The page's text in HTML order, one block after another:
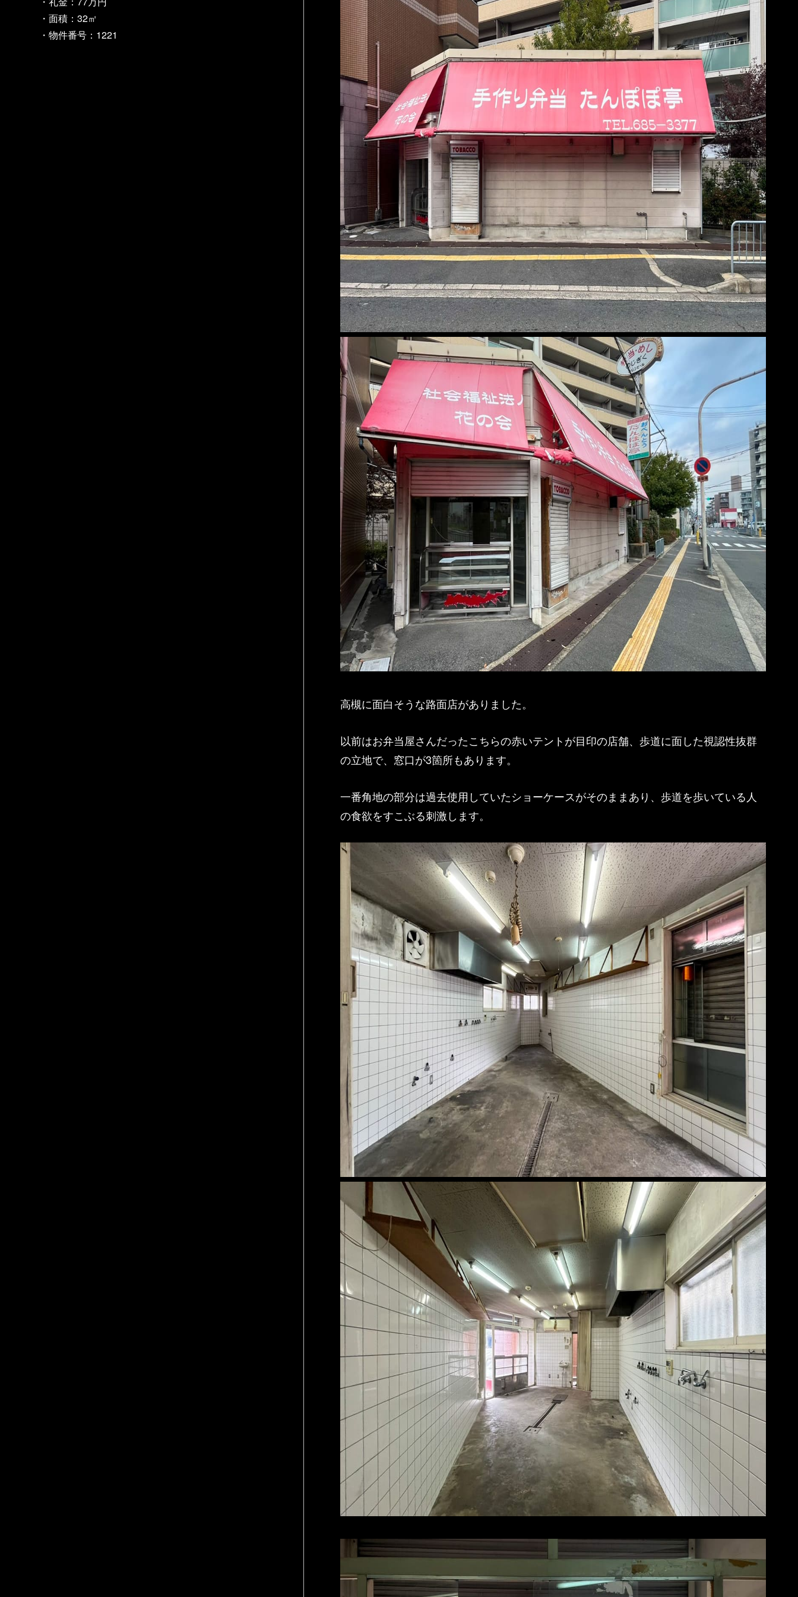
・面積：32㎡
・物件番号：1221
高槻に面白そうな路面店がありました。
以前はお弁当屋さんだったこちらの赤いテントが目印の店舗、歩道に面した視認性抜群
の立地で、窓口が3箇所もあります。
一番角地の部分は過去使用していたショーケースがそのままあり、歩道を歩いている人
の食欲をすこぶる刺激します。